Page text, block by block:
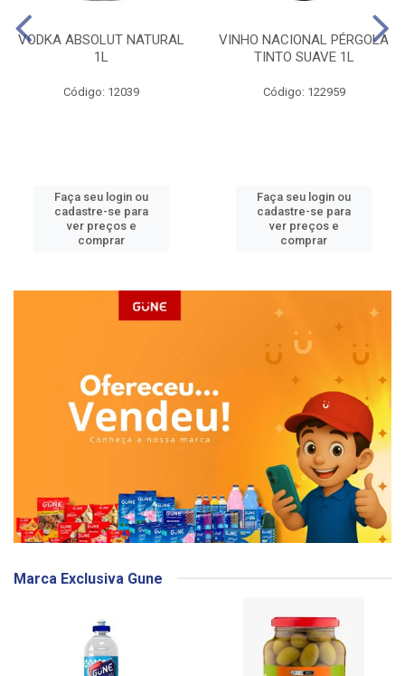
VODKA ABSOLUT NATURAL
1L
Código: 12039
Faça seu login ou
cadastre-se para
ver preços e
comprar
VINHO NACIONAL PÉRGOLA
TINTO SUAVE 1L
Código: 122959
Faça seu login ou
cadastre-se para
ver preços e
comprar
Marca Exclusiva Gune